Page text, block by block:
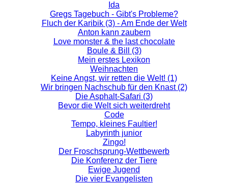
Ida
Gregs Tagebuch - Gibt's Probleme?
Fluch der Karibik (3) - Am Ende der Welt
Anton kann zaubern
Love monster & the last chocolate
Boule & Bill (3)
Mein erstes Lexikon
Weihnachten
Keine Angst, wir retten die Welt! (1)
Wir bringen Nachschub für den Knast (2)
Die Asphalt-Safari (3)
Bevor die Welt sich weiterdreht
Code
Tempo, kleines Faultier!
Labyrinth junior
Zingo!
Der Froschsprung-Wettbewerb
Die Konferenz der Tiere
Ewige Jugend
Die vier Evangelisten